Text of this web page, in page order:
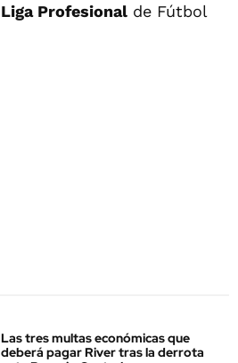
Liga Profesional de Fútbol
Las tres multas económicas que
deberá pagar River tras la derrota